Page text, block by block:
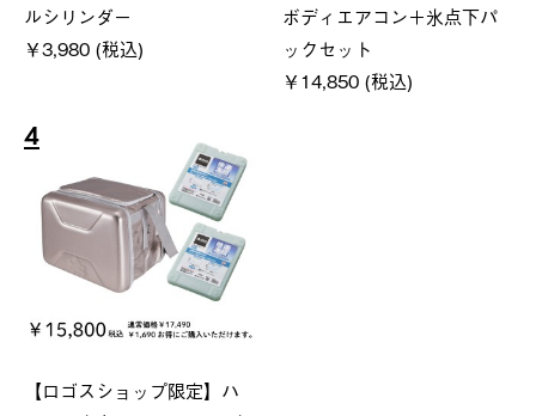
ルシリンダー
￥3,980 (税込)
ボディエアコン＋氷点下パ
ックセット
￥14,850 (税込)
4
【ロゴスショップ限定】ハ